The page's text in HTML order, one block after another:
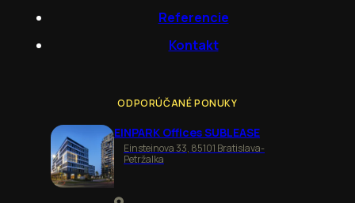
Referencie
Kontakt
ODPORÚČANÉ PONUKY
EINPARK Offices SUBLEASE
Einsteinova 33, 85101 Bratislava-
Petržalka